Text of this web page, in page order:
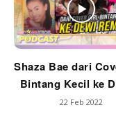
Shaza Bae dari
Bintang Kecil ke
22 Feb 2022